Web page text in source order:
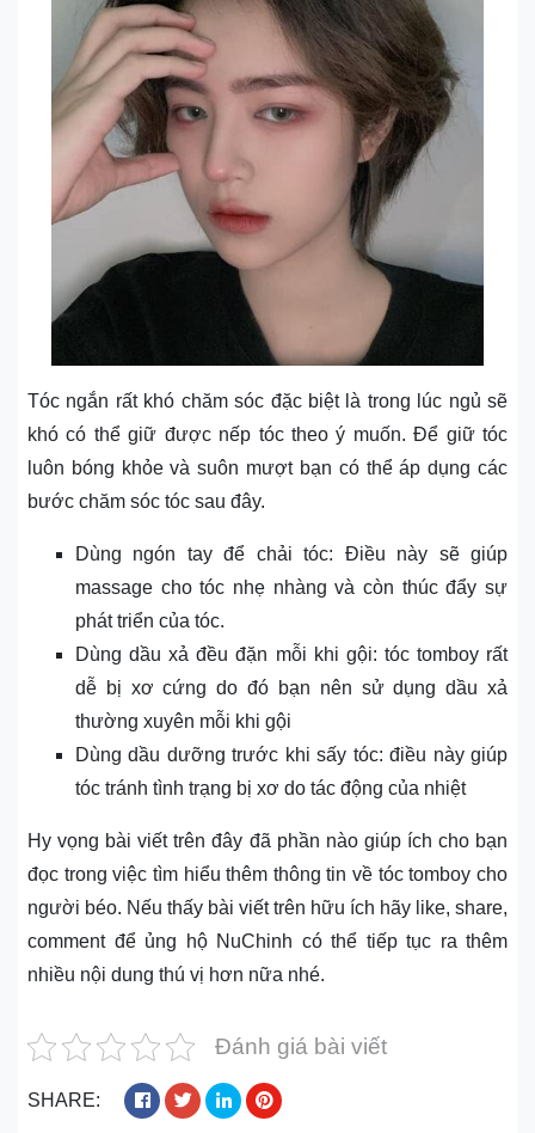
Tóc ngắn rất khó chăm sóc đặc biệt là trong lúc ngủ sẽ
khó có thể giữ được nếp tóc theo ý muốn. Để giữ tóc
luôn bóng khỏe và suôn mượt bạn có thể áp dụng các
bước chăm sóc tóc sau đây.
Dùng ngón tay để chải tóc: Điều này sẽ giúp
massage cho tóc nhẹ nhàng và còn thúc đẩy sự
phát triển của tóc.
Dùng dầu xả đều đặn mỗi khi gội: tóc tomboy rất
dễ bị xơ cứng do đó bạn nên sử dụng dầu xả
thường xuyên mỗi khi gội
Dùng dầu dưỡng trước khi sấy tóc: điều này giúp
tóc tránh tình trạng bị xơ do tác động của nhiệt
Hy vọng bài viết trên đây đã phần nào giúp ích cho bạn
đọc trong việc tìm hiểu thêm thông tin về tóc tomboy cho
người béo. Nếu thấy bài viết trên hữu ích hãy like, share,
comment để ủng hộ NuChinh có thể tiếp tục ra thêm
nhiều nội dung thú vị hơn nữa nhé.
Đánh giá bài viết
SHARE: